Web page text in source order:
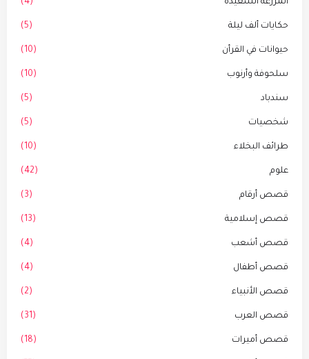
المزرعة السعيدة (4)
حكايات ألف ليلة (5)
حيوانات في القرأن (10)
سلحوفة وأرنوب (10)
سندباد (5)
شخصيات (5)
طرائف البخلاء (10)
علوم (42)
قصص أرقام (3)
قصص إسلامية (13)
قصص أشعب (4)
قصص أطفال (4)
قصص الأنبياء (2)
قصص العرب (31)
قصص أميرات (18)